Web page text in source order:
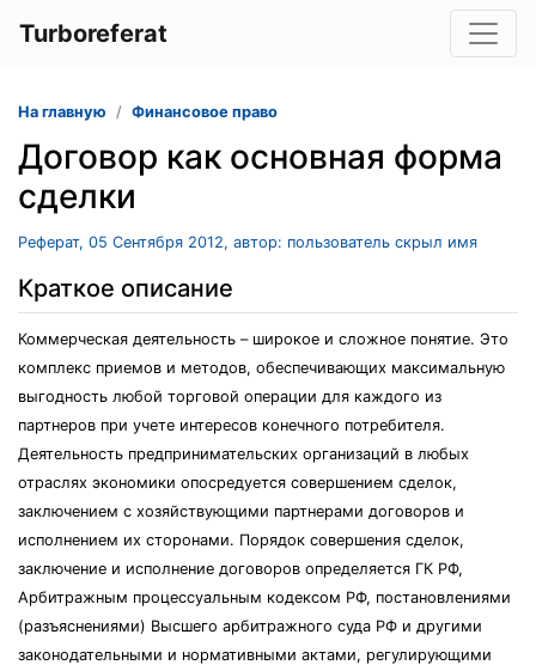
Turboreferat
На главную Финансовое право
Договор как основная форма
сделки
Реферат, 05 Сентября 2012, автор: пользователь скрыл имя
Краткое описание
Коммерческая деятельность – широкое и сложное понятие. Это
комплекс приемов и методов, обеспечивающих максимальную
выгодность любой торговой операции для каждого из
партнеров при учете интересов конечного потребителя.
Деятельность предпринимательских организаций в любых
отраслях экономики опосредуется совершением сделок,
заключением с хозяйствующими партнерами договоров и
исполнением их сторонами. Порядок совершения сделок,
заключение и исполнение договоров определяется ГК РФ,
Арбитражным процессуальным кодексом РФ, постановлениями
(разъяснениями) Высшего арбитражного суда РФ и другими
законодательными и нормативными актами, регулирующими